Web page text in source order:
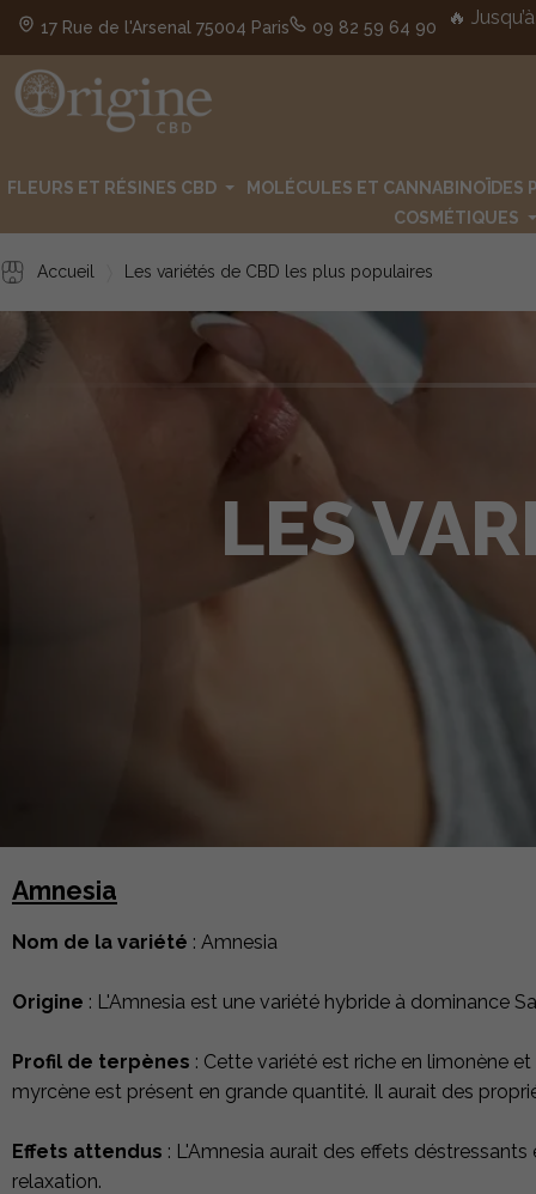
17 Rue de l'Arsenal 75004 Paris 09 82 59 64 90
🔥
FLEURS ET RÉSINES CBD MOLÉCULES ET CANNABINOÏDES
COSMÉTIQUES
Accueil Les variétés de CBD les plus populaires
LES
Amnesia
Nom de la variété : Amnesia
Origine : L'Amnesia est une variété hybride à dominance
Profil de terpènes : Cette variété est riche en limonène
myrcène est présent en grande quantité. Il aurait des
Effets attendus : L'Amnesia aurait des effets
relaxation.